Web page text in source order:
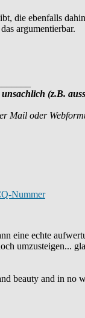
die ebenfalls
argumentierbar.
(z.B.
oder
eine echte
umzusteigen...
beauty and in no